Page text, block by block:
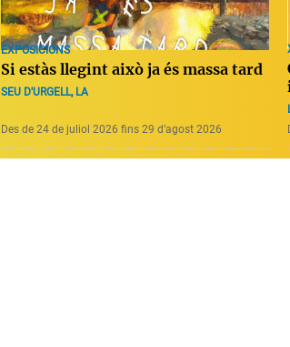
EXPOSICIONS
Si estàs llegint això ja és massa tard
SEU D'URGELL, LA
Des de 24 de juliol 2026 fins 29 d’agost 2026